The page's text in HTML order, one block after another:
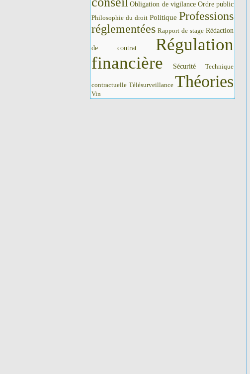
Obligation de vigilance Ordre public
Philosophie du droit Politique Professions
réglementées Rapport de stage Rédaction
de contrat
Régulation
financière
Sécurité Technique
contractuelle Télésurveillance Théories
Vin